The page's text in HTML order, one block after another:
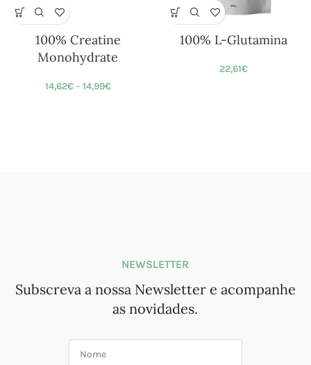
100% Creatine
Monohydrate
14,62€ – 14,99€
100% L-Glutamina
22,61€
NEWSLETTER
Subscreva a nossa Newsletter e acompanhe
as novidades.